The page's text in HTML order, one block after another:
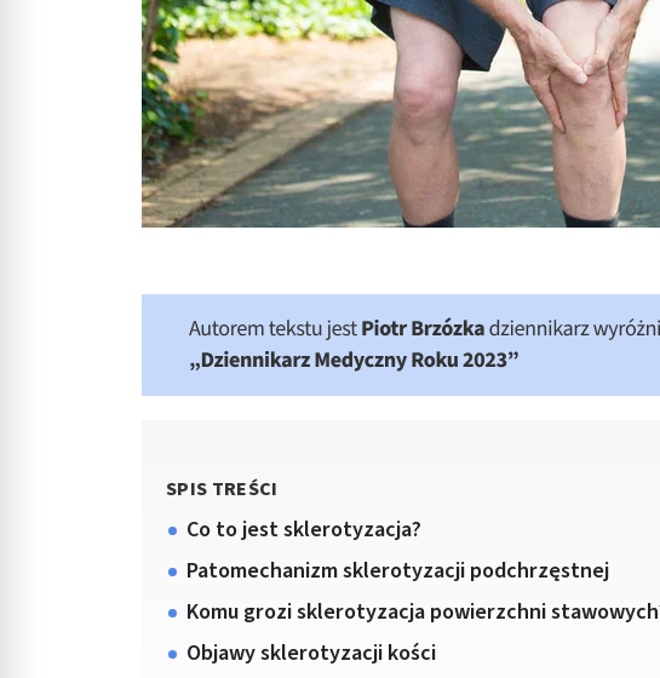
SPIS TREŚCI
Co to jest sklerotyzacja?
Patomechanizm sklerotyzacji podchrzęstnej
Komu grozi sklerotyzacja powierzchni
Objawy sklerotyzacji kości